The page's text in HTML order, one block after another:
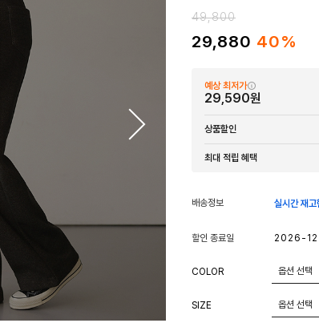
49,800
29,880 40%
예상 최저가
29,590원
상품할인
최대 적립 혜택
배송정보 실시간 재고
할인 종료일 2026-
COLOR
SIZE